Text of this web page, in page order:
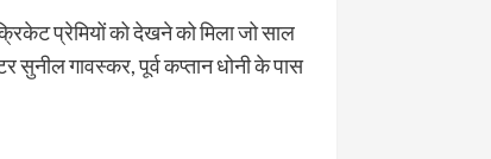
प्रेमियों को देखने को मिला जो साल
सुनील गावस्कर, पूर्व कप्तान धोनी के पास